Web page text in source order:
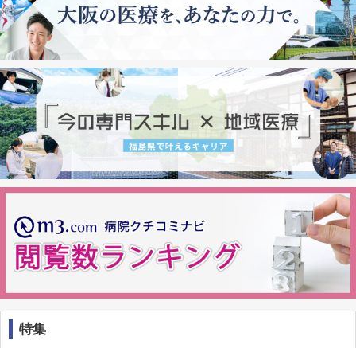
特集